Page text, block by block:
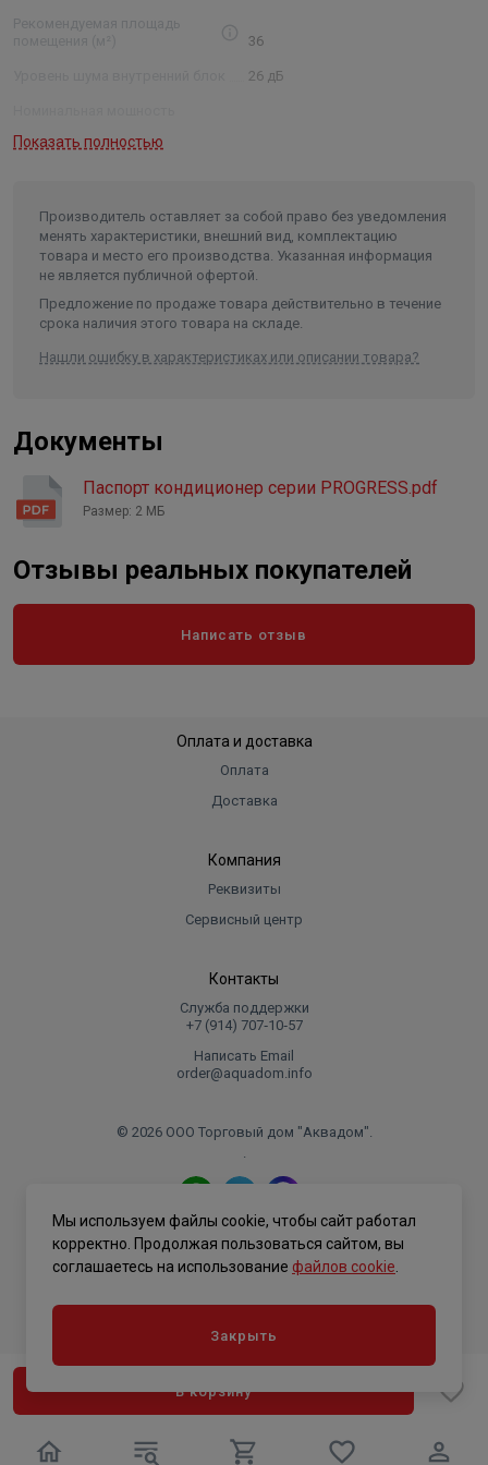
В корзину
Рекомендуемая площадь
36
26 дБ
Размеры внешнего блока (ШхВхГ) 77,7×49,8×29 см
Размеры упаковки внутреннего
блока (ШхВхГ)
86×34,5×26,5 см
Размеры упаковки внешнего
блока (ШхВхГ)
81,8×51,5×32,5 см
Вес нетто/брутто внутреннего
Диаметр труб (жидкость/газ)
Масса предзаправленого
хладагента
Показать полностью
Производитель оставляет за собой право без уведомления
менять характеристики, внешний вид, комплектацию
товара и место его производства. Указанная информация
не является публичной офертой.
Предложение по продаже товара действительно в течение
срока наличия этого товара на складе.
Нашли ошибку в характеристиках или описании товара?
Документы
Паспорт кондиционер серии PROGRESS.pdf
Размер: 2 МБ
Отзывы реальных покупателей
Написать отзыв
Оплата и доставка
Оплата
Доставка
Компания
Реквизиты
Сервисный центр
Контакты
Служба поддержки
+7 (914) 707‑10‑57
Написать Email
order@aquadom.info
© 2026 ООО Торговый дом "Аквадом".
.
Политика конфиденциальности
Мы используем файлы cookie, чтобы сайт работал
корректно. Продолжая пользоваться сайтом, вы
соглашаетесь на использование файлов cookie
Закрыть